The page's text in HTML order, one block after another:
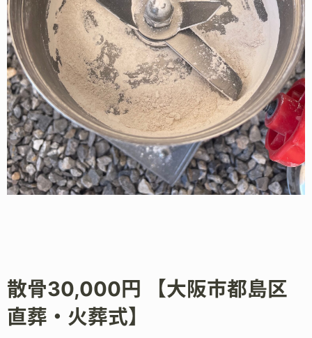
散骨30,000円 【大阪市都島区
直葬・火葬式】